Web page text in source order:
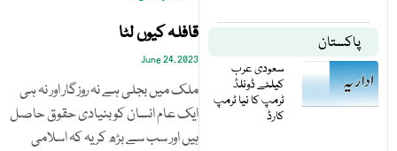
پاکستان
سعودی عرب
کیلئے ڈونلڈ
ٹرمپ کا نیا ٹرمپ
کارڈ
قافلہ کیوں لٹا
June 24, 2023
ملک میں بجلی ہے نہ روزگار اور نہ ہی
ایک عام انسان کو بنیادی حقوق حاصل
ہیں اور سب سے بڑھ کر یہ کہ اسلامی